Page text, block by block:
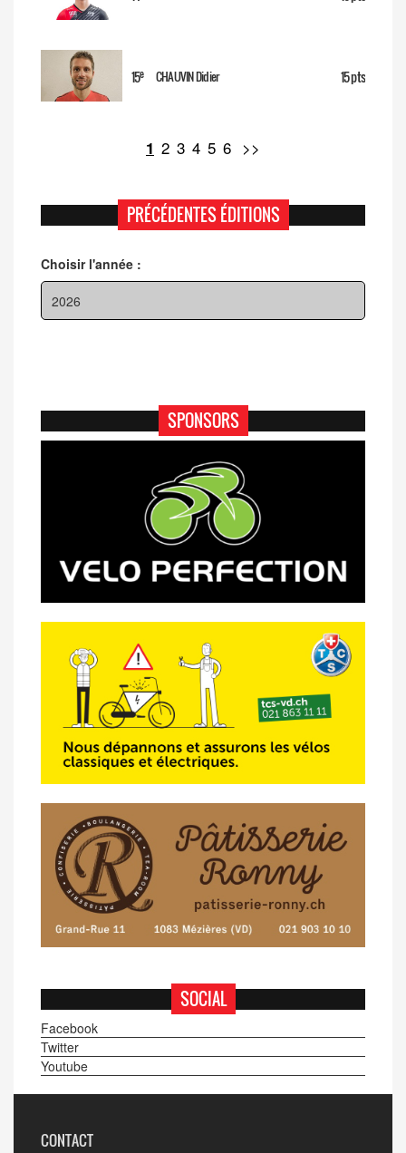
15e CHAUVIN Didier 15 pts
1 2 3 4 5 6 >>
PRÉCÉDENTES ÉDITIONS
Choisir l'année :
SPONSORS
SOCIAL
Facebook
Twitter
Youtube
CONTACT